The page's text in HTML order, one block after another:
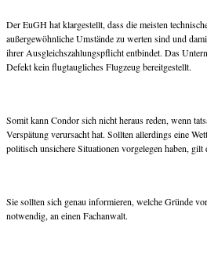
Der EuGH hat klargestellt, dass die meisten
außergewöhnliche Umstände zu werten sind und
ihrer Ausgleichszahlungspflicht entbindet. Das
Defekt kein flugtaugliches Flugzeug bereitgestellt.
Somit kann Condor sich nicht heraus reden, wenn
Verspätung verursacht hat. Sollten allerdings eine
politisch unsichere Situationen vorgelegen haben, gilt
Sie sollten sich genau informieren, welche Gründe
notwendig, an einen Fachanwalt.